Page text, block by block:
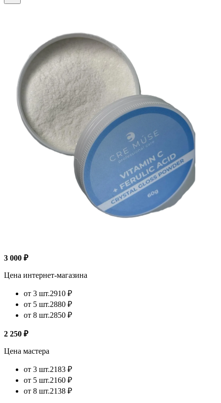
3 000 ₽
Цена интернет-магазина
от 3 шт.2910 ₽
от 5 шт.2880 ₽
от 8 шт.2850 ₽
2 250 ₽
Цена мастера
от 3 шт.2183 ₽
от 5 шт.2160 ₽
от 8 шт.2138 ₽